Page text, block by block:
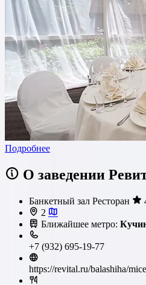
Подробнее
О заведении
Банкетный зал Ресторан
2
Ближайшее метро:
+7 (932) 695-19-77
https://revital.ru/balashiha/